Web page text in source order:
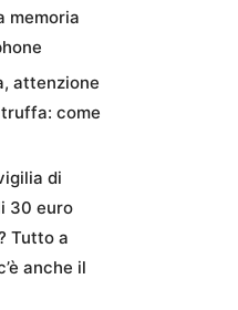
memoria
attenzione
come
di
30 euro
Tutto a
anche il